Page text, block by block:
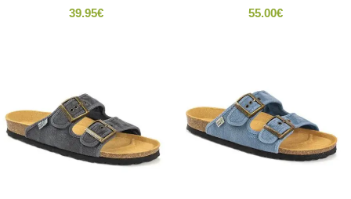
39.95€ 55.00€